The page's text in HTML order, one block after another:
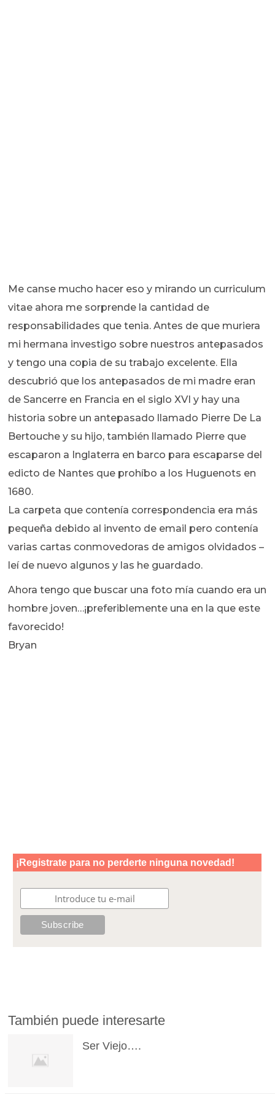
Me canse mucho hacer eso y mirando un curriculum
vitae ahora me sorprende la cantidad de
responsabilidades que tenia. Antes de que muriera
mi hermana investigo sobre nuestros antepasados
y tengo una copia de su trabajo excelente. Ella
descubrió que los antepasados de mi madre eran
de Sancerre en Francia en el siglo XVI y hay una
historia sobre un antepasado llamado Pierre De La
Bertouche y su hijo, también llamado Pierre que
escaparon a Inglaterra en barco para escaparse del
edicto de Nantes que prohíbo a los Huguenots en
1680.
La carpeta que contenía correspondencia era más
pequeña debido al invento de email pero contenía
varias cartas conmovedoras de amigos olvidados –
leí de nuevo algunos y las he guardado.
Ahora tengo que buscar una foto mía cuando era un
hombre joven…¡preferiblemente una en la que este
favorecido!
Bryan
También puede interesarte
Ser Viejo….